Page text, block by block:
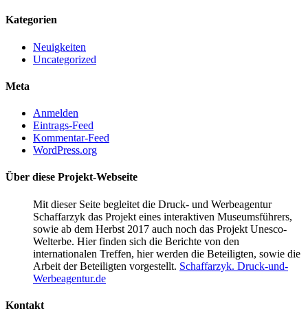
Kategorien
Neuigkeiten
Uncategorized
Meta
Anmelden
Eintrags-Feed
Kommentar-Feed
WordPress.org
Über diese Projekt-Webseite
Mit dieser Seite begleitet die Druck- und Werbeagentur
Schaffarzyk das Projekt eines interaktiven Museumsführers,
sowie ab dem Herbst 2017 auch noch das Projekt Unesco-
Welterbe. Hier finden sich die Berichte von den
internationalen Treffen, hier werden die Beteiligten, sowie die
Arbeit der Beteiligten vorgestellt. Schaffarzyk. Druck-und-
Werbeagentur.de
Kontakt